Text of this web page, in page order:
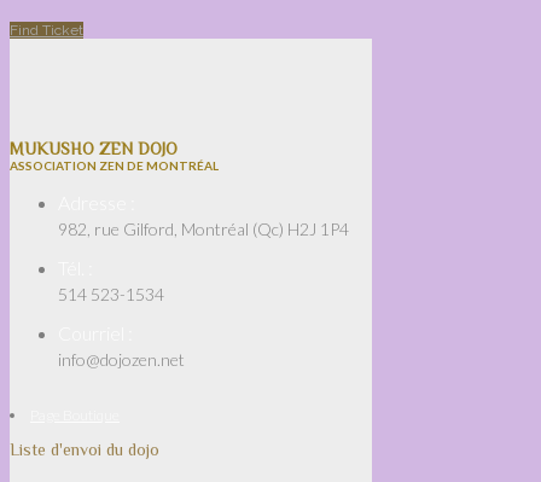
Find Ticket
MUKUSHO ZEN DOJO
ASSOCIATION ZEN DE MONTRÉAL
982, rue Gilford, Montréal (Qc) H2J 1P4
514 523-1534
info@dojozen.net
Liste d'envoi du dojo